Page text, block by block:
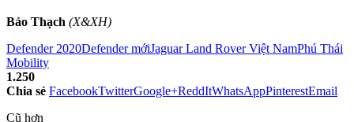
Bảo Thạch (X&XH)
Defender 2020Defender mớiJaguar Land Rover Việt NamPhú Thái
Mobility
1.250
Chia sẻ FacebookTwitterGoogle+ReddItWhatsAppPinterestEmail
Cũ hơn